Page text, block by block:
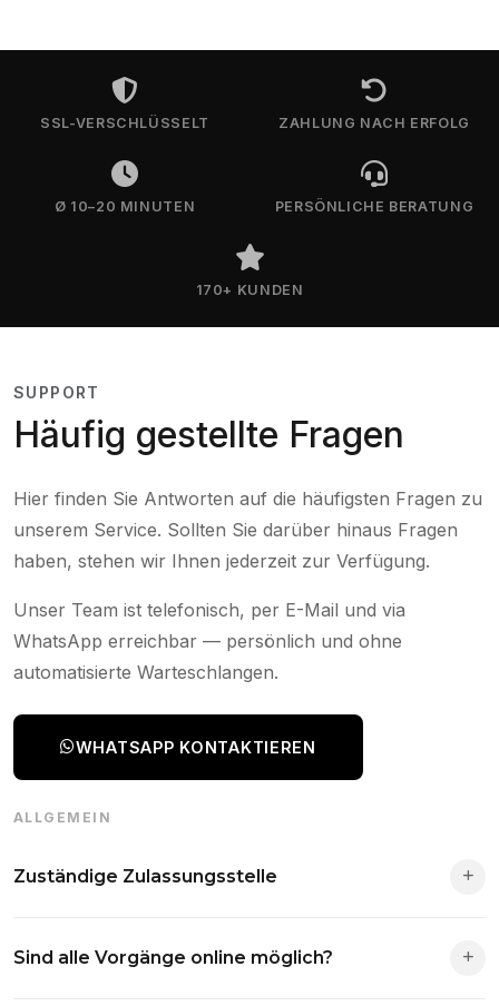
SSL-VERSCHLÜSSELT ZAHLUNG NACH ERFOLG
Ø 10–20 MINUTEN PERSÖNLICHE BERATUNG
170+ KUNDEN
SUPPORT
Häufig gestellte Fragen
Hier finden Sie Antworten auf die häufigsten Fragen zu
unserem Service. Sollten Sie darüber hinaus Fragen
haben, stehen wir Ihnen jederzeit zur Verfügung.
Unser Team ist telefonisch, per E-Mail und via
WhatsApp erreichbar — persönlich und ohne
automatisierte Warteschlangen.
WHATSAPP KONTAKTIEREN
ALLGEMEIN
Zuständige Zulassungsstelle
Antrag wird automatisch an die richtige Stelle weitergeleitet.
Sind alle Vorgänge online möglich?